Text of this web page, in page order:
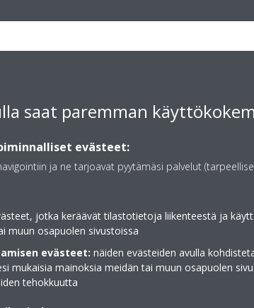
parempi
Coanda-vaikutus -
Coanda-vaikutus
Erityisesti
lämpötilajakauma koko
sisäyksikköä,
voidaan
Älykäs lämpöanturi
Älykäs lämpöanturi
ja jakaa ilman tasaisesti
ilmakiertoon, jossa
saat paremman
evästeet:
ja ne tarjoavat pyytämäsi palvelut
jotka keräävät tilastotietoja liikenteestä ja
muun osapuolen sivustoissa
evästeet: näiden evästeiden avulla
mukaisia mainoksia meidän tai muun osapuolen
tehokkuutta